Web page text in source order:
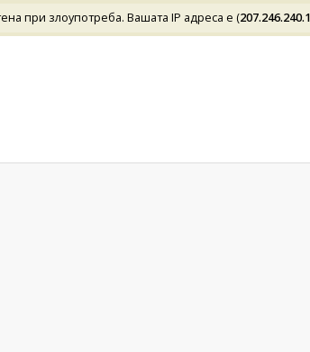
при злоупотреба. Вашата IP адреса е (